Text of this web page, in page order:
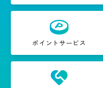
ポイントサービス